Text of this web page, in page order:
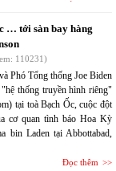
… tới sàn bay hàng
110231)
Phó Tổng thống Joe Biden
thống truyền hình riêng"
tại toà Bạch Ốc, cuộc đột
cơ quan tình báo Hoa Kỳ
bin Laden tại Abbottabad,
Đọc thêm